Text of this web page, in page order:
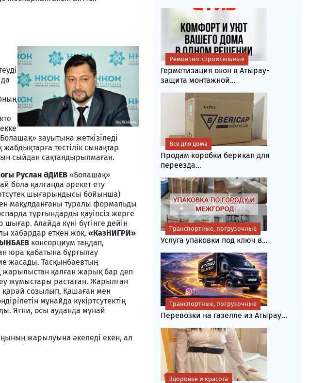
зауытына жеткізіледі
тестілік сынақтар
сыйдан сақтандырылмаған.
Руслан ӘДИЕВ «Болашақ»
бола қалғанда әрекет ету
шығарындысы бойынша)
мақұлданғаны туралы формальды
тұрғындарды қауіпсіз жерге
Алайда күні бүгінге дейін
хабардар еткен жоқ. «КазНИГРИ»
консорциум таңдап,
юра қабатына бұрғылау
жасады. Тасқынбаевтың
қалған жарық бар деп
жұмыстары растаған. Жарылған
қарай созылып, Қашаған мен
мұнайда күкіртсутектің
Яғни, осы ауданда мұнай
жарылуына әкеледі екен, ал
Герметизация окон в Атырау-
защита монтажной...
Ремонтно-строительные
Продам коробки берикап для
переезда...
Все для дома
Услуга упаковки под ключ в...
Транспортные, погрузочные
Перевозки на газелле из Атырау...
Транспортные, погрузочные
Здоровье и красота